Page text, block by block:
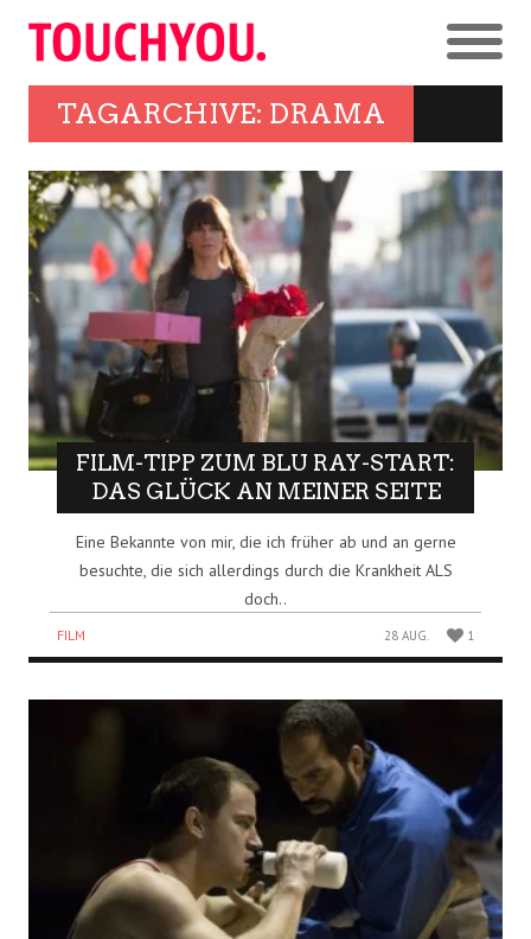
TAGARCHIVE: DRAMA
FILM-TIPP ZUM BLU RAY-START:
DAS GLÜCK AN MEINER SEITE
Eine Bekannte von mir, die ich früher ab und an gerne
besuchte, die sich allerdings durch die Krankheit ALS
doch..
FILM 28 AUG. 1